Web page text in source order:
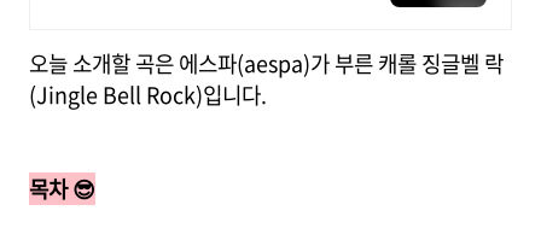
드
오늘 소개할 곡은 에스파(aespa)가 부른 캐롤 징글벨 락
(Jingle Bell Rock)입니다.
목차 😎